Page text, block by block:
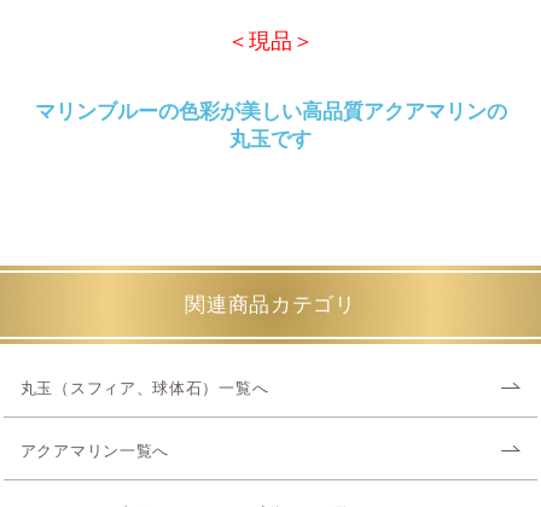
＜現品＞
マリンブルーの色彩が美しい高品質アクアマリンの
丸玉です
関連商品カテゴリ
丸玉（スフィア、球体石）一覧へ
アクアマリン一覧へ